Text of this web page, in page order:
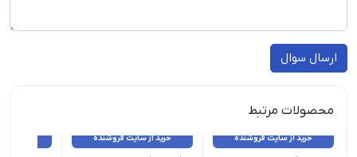
ارسال سوال
محصولات مرتبط
خرید از سایت فروشنده خرید از سایت فروشنده